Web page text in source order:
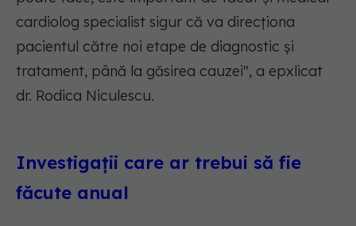
cardiolog specialist sigur că va direcționa
pacientul către noi etape de diagnostic și
tratament, până la găsirea cauzei", a epxlicat
dr. Rodica Niculescu.
Investigații care ar trebui să fie
făcute anual